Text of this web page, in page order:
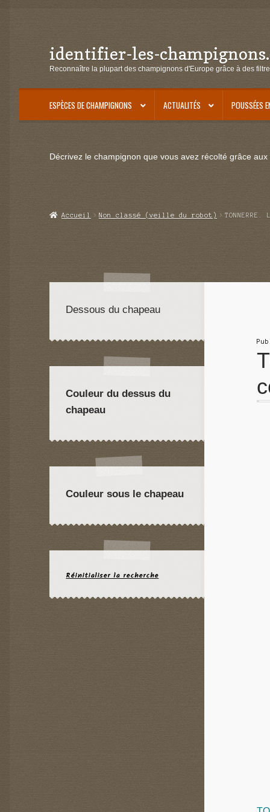
Aller
à
navigation
Aller
au
identifier-les-
Reconnaître la plupart des champignons d'Europe grâce à des
ESPÈCES DE CHAMPIGNONS ACTUALITÉS POUSSÉES
Décrivez le champignon que vous avez récolté grâce
Accueil Non classé (veille du robot)
Dessous du chapeau
Couleur du dessus du
chapeau
Couleur sous le chapeau
Réinitialiser la recherche